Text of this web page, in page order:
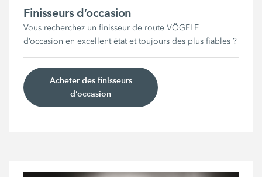
Finisseurs d’occasion
Vous recherchez un finisseur de route VÖGELE
d’occasion en excellent état et toujours des plus fiables ?
Acheter des finisseurs
d’occasion